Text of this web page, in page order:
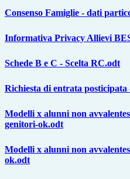
Consenso Famiglie - dati
Informativa Privacy Allievi
Schede B e C - Scelta RC.odt
Richiesta di entrata
Modelli x alunni non
genitori-ok.odt
Modelli x alunni non
ok.odt